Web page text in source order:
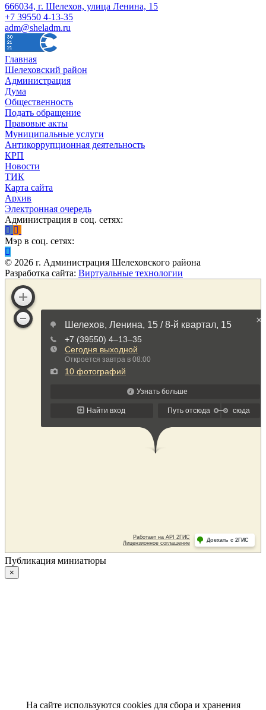
666034, г. Шелехов, улица Ленина, 15
+7 39550 4-13-35
adm@sheladm.ru
Главная
Шелеховский район
Администрация
Дума
Общественность
Подать обращение
Правовые акты
Муниципальные услуги
Антикоррупционная деятельность
КРП
Новости
ТИК
Карта сайта
Архив
Электронная очередь
Администрация в соц. сетях:
Мэр в соц. сетях:
© 2026 г. Администрация Шелеховского района
Разработка сайта: Виртуальные технологии
Публикация миниатюры
×
На сайте используются cookies для сбора и хранения